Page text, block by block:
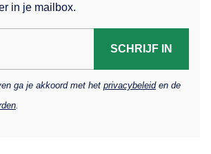
in je mailbox.
SCHRIJF IN
ga je akkoord met het privacybeleiden de